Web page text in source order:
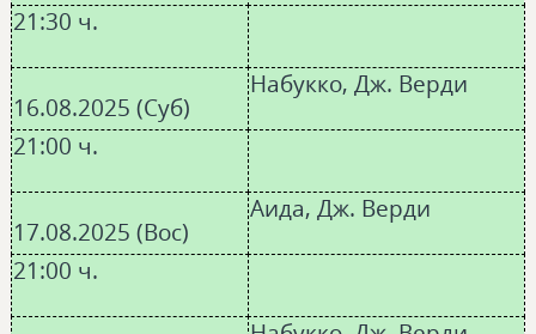
21:30 ч.
16.08.2025 (Суб)
Набукко, Дж. Верди
21:00 ч.
17.08.2025 (Вос)
Аида, Дж. Верди
21:00 ч.